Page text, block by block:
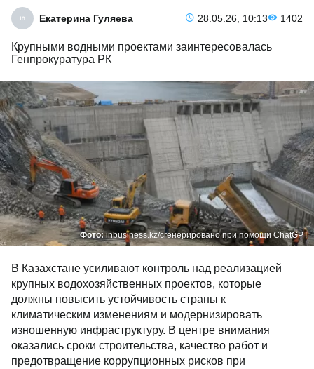
Екатерина Гуляева 28.05.26, 10:13 1402
Крупными водными проектами заинтересовалась
Генпрокуратура РК
Фото:inbusiness.kz/сгенерировано при помощи ChatGPT
В Казахстане усиливают контроль над реализацией
крупных водохозяйственных проектов, которые
должны повысить устойчивость страны к
климатическим изменениям и модернизировать
изношенную инфраструктуру. В центре внимания
оказались сроки строительства, качество работ и
предотвращение коррупционных рисков при